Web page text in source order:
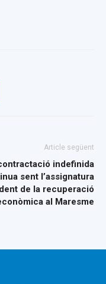
Article següent
indefinida
sent l’assignatura
de la recuperació
al Maresme